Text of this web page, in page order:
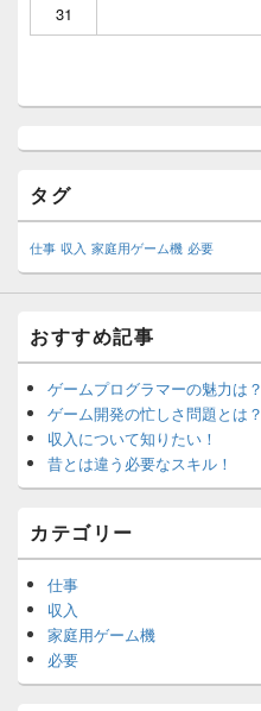
31
タグ
仕事 収入 家庭用ゲーム機 必要
おすすめ記事
ゲームプログラマーの魅力は？
ゲーム開発の忙しさ問題とは？
収入について知りたい！
昔とは違う必要なスキル！
カテゴリー
仕事
収入
家庭用ゲーム機
必要